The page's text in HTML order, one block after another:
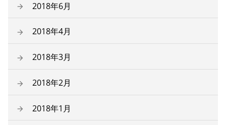
2018年6月
2018年4月
2018年3月
2018年2月
2018年1月